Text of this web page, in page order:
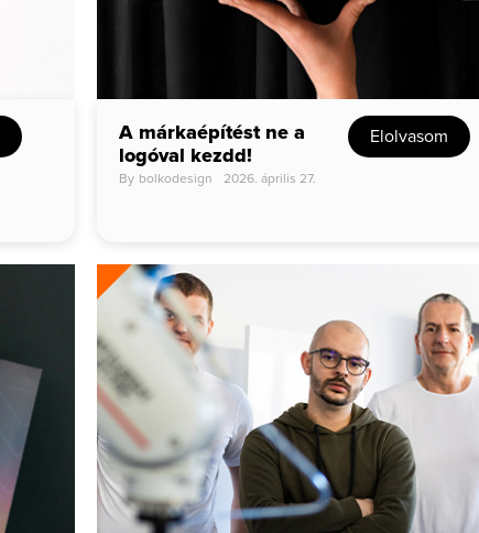
A márkaépítést ne a
logóval kezdd!
By bolkodesign 2026. április 27.
Elolvasom